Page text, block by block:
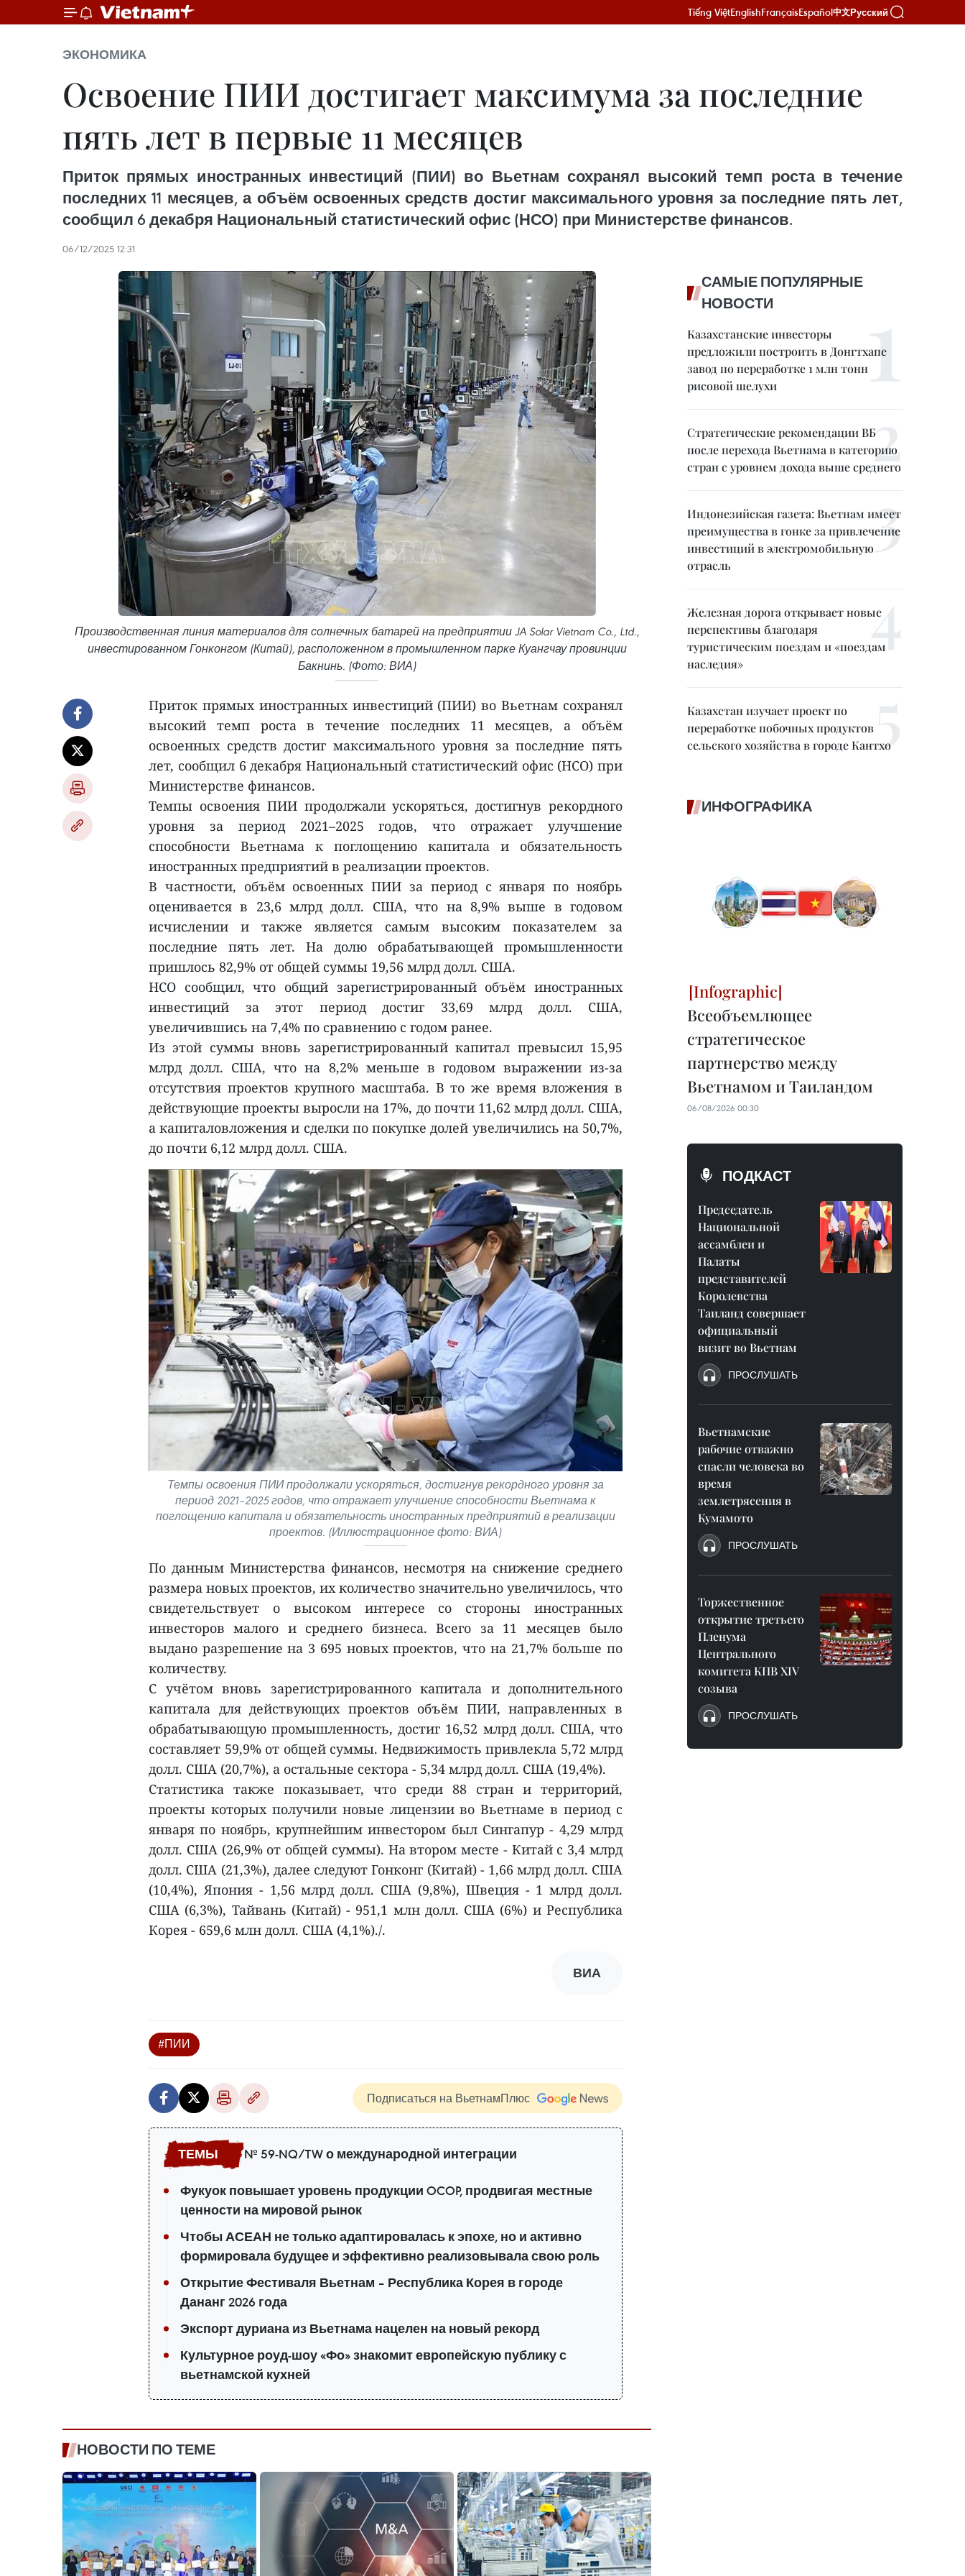
Tiếng ViệtEnglishFrançaisEspañol中文Русский
ЭКОНОМИКА
Освоение ПИИ достигает максимума за последние
пять лет в первые 11 месяцев
Приток прямых иностранных инвестиций (ПИИ) во Вьетнам сохранял высокий темп роста в течение
последних 11 месяцев, а объём освоенных средств достиг максимального уровня за последние пять лет,
сообщил 6 декабря Национальный статистический офис (НСО) при Министерстве финансов.
06/12/2025 12:31
Производственная линия материалов для солнечных батарей на предприятии JA Solar Vietnam Co., Ltd.,
инвестированном Гонконгом (Китай), расположенном в промышленном парке Куангчау провинции
Бакнинь. (Фото: ВИА)
Приток прямых иностранных инвестиций (ПИИ) во Вьетнам сохранял
высокий темп роста в течение последних 11 месяцев, а объём
освоенных средств достиг максимального уровня за последние пять
лет, сообщил 6 декабря Национальный статистический офис (НСО) при
Министерстве финансов.
Темпы освоения ПИИ продолжали ускоряться, достигнув рекордного
уровня за период 2021–2025 годов, что отражает улучшение
способности Вьетнама к поглощению капитала и обязательность
иностранных предприятий в реализации проектов.
В частности, объём освоенных ПИИ за период с января по ноябрь
оценивается в 23,6 млрд долл. США, что на 8,9% выше в годовом
исчислении и также является самым высоким показателем за
последние пять лет. На долю обрабатывающей промышленности
пришлось 82,9% от общей суммы 19,56 млрд долл. США.
НСО сообщил, что общий зарегистрированный объём иностранных
инвестиций за этот период достиг 33,69 млрд долл. США,
увеличившись на 7,4% по сравнению с годом ранее.
Из этой суммы вновь зарегистрированный капитал превысил 15,95
млрд долл. США, что на 8,2% меньше в годовом выражении из-за
отсутствия проектов крупного масштаба. В то же время вложения в
действующие проекты выросли на 17%, до почти 11,62 млрд долл. США,
а капиталовложения и сделки по покупке долей увеличились на 50,7%,
до почти 6,12 млрд долл. США.
Темпы освоения ПИИ продолжали ускоряться, достигнув рекордного уровня за
период 2021–2025 годов, что отражает улучшение способности Вьетнама к
поглощению капитала и обязательность иностранных предприятий в реализации
проектов. (Иллюстрационное фото: ВИА)
По данным Министерства финансов, несмотря на снижение среднего
размера новых проектов, их количество значительно увеличилось, что
свидетельствует о высоком интересе со стороны иностранных
инвесторов малого и среднего бизнеса. Всего за 11 месяцев было
выдано разрешение на 3 695 новых проектов, что на 21,7% больше по
количеству.
С учётом вновь зарегистрированного капитала и дополнительного
капитала для действующих проектов объём ПИИ, направленных в
обрабатывающую промышленность, достиг 16,52 млрд долл. США, что
составляет 59,9% от общей суммы. Недвижимость привлекла 5,72 млрд
долл. США (20,7%), а остальные сектора - 5,34 млрд долл. США (19,4%).
Статистика также показывает, что среди 88 стран и территорий,
проекты которых получили новые лицензии во Вьетнаме в период с
января по ноябрь, крупнейшим инвестором был Сингапур - 4,29 млрд
долл. США (26,9% от общей суммы). На втором месте - Китай с 3,4 млрд
долл. США (21,3%), далее следуют Гонконг (Китай) - 1,66 млрд долл. США
(10,4%), Япония - 1,56 млрд долл. США (9,8%), Швеция - 1 млрд долл.
США (6,3%), Тайвань (Китай) - 951,1 млн долл. США (6%) и Республика
Корея - 659,6 млн долл. США (4,1%)./.
ВИА
#ПИИ
Подписаться на ВьетнамПлюс
№ 59-NQ/TW о международной интеграции
Фукуок повышает уровень продукции OCOP, продвигая местные
ценности на мировой рынок
Чтобы АСЕАН не только адаптировалась к эпохе, но и активно
формировала будущее и эффективно реализовывала свою роль
Открытие Фестиваля Вьетнам – Республика Корея в городе
Дананг 2026 года
Экспорт дуриана из Вьетнама нацелен на новый рекорд
Культурное роуд-шоу «Фо» знакомит европейскую публику с
вьетнамской кухней
НОВОСТИ ПО ТЕМЕ
САМЫЕ ПОПУЛЯРНЫЕ
НОВОСТИ
Казахстанские инвесторы
предложили построить в Донгтхапе
завод по переработке 1 млн тонн
рисовой шелухи
Стратегические рекомендации ВБ
после перехода Вьетнама в категорию
стран с уровнем дохода выше среднего
Индонезийская газета: Вьетнам имеет
преимущества в гонке за привлечение
инвестиций в электромобильную
отрасль
Железная дорога открывает новые
перспективы благодаря
туристическим поездам и «поездам
наследия»
Казахстан изучает проект по
переработке побочных продуктов
сельского хозяйства в городе Кантхо
ИНФОГРАФИКА
Всеобъемлющее
стратегическое
партнерство между
Вьетнамом и Таиландом
06/08/2026 00:30
ПОДКАСТ
Председатель
Национальной
ассамблеи и
Палаты
представителей
Королевства
Таиланд совершает
официальный
визит во Вьетнам
ПРОСЛУШАТЬ
Вьетнамские
рабочие отважно
спасли человека во
время
землетрясения в
Кумамото
ПРОСЛУШАТЬ
Торжественное
открытие третьего
Пленума
Центрального
комитета КПВ XIV
созыва
ПРОСЛУШАТЬ